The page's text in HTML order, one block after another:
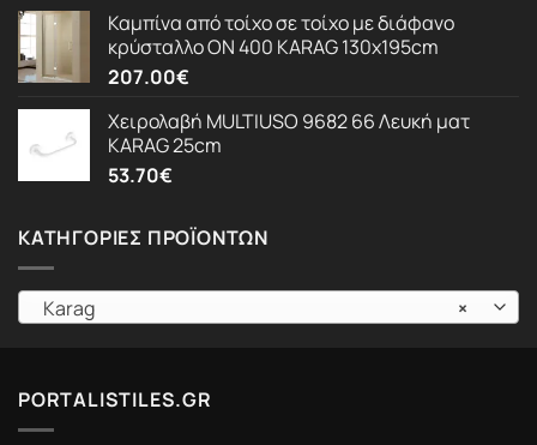
Καμπίνα από τοίχο σε τοίχο με διάφανο
κρύσταλλο ON 400 KARAG 130x195cm
207.00€
Χειρολαβή MULTIUSO 9682 66 Λευκή ματ
KARAG 25cm
53.70€
ΚΑΤΗΓΟΡΊΕΣ ΠΡΟΪΌΝΤΩΝ
×
Karag
PORTALISTILES.GR